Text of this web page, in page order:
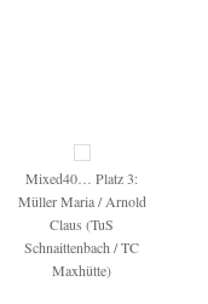
Mixed40… Platz 3:
Müller Maria / Arnold
Claus (TuS
Schnaittenbach / TC
Maxhütte)